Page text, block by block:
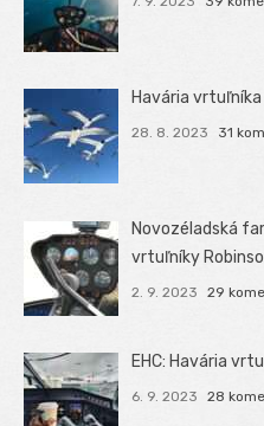
Havária
28. 8. 2023 31
Novozéladská
vrtuľníky
2. 9. 2023 29
EHC: Havária
6. 9. 2023 28